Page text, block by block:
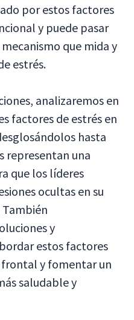
por estos factores
y puede pasar
que mida y
estrés.
analizaremos en
factores de estrés en
hasta
representan una
que los líderes
ocultas en su
y
estos factores
frontal y fomentar un
saludable y